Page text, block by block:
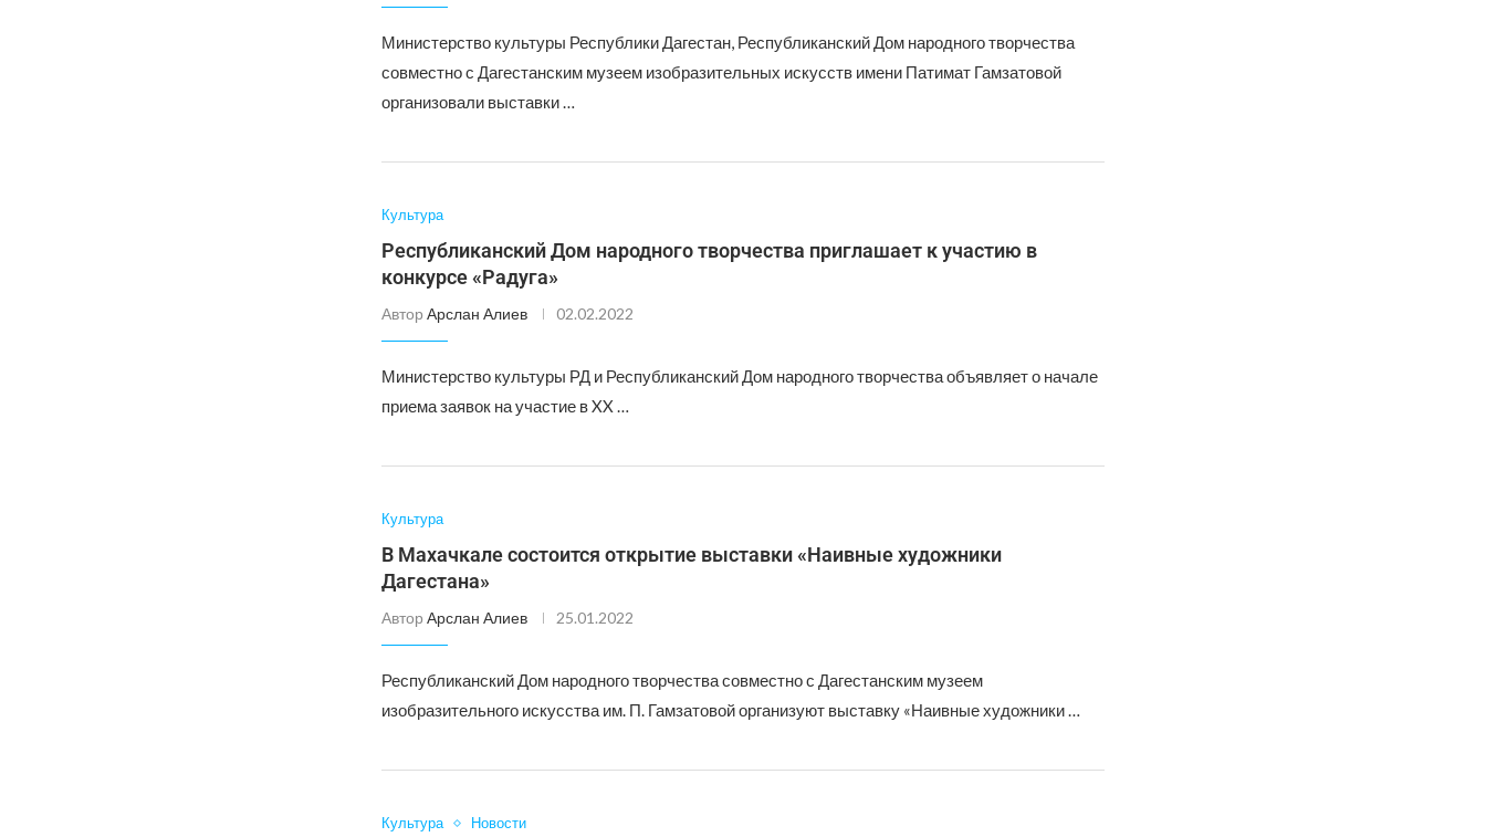
Министерство культуры Республики Дагестан, Республиканский Дом народного творчества
совместно с Дагестанским музеем изобразительных искусств имени Патимат Гамзатовой
организовали выставки …
Культура
Республиканский Дом народного творчества приглашает к участию в
конкурсе «Радуга»
Автор Арслан Алиев 02.02.2022
Министерство культуры РД и Республиканский Дом народного творчества объявляет о начале
приема заявок на участие в XX …
Культура
В Махачкале состоится открытие выставки «Наивные художники
Дагестана»
Автор Арслан Алиев 25.01.2022
Республиканский Дом народного творчества совместно с Дагестанским музеем
изобразительного искусства им. П. Гамзатовой организуют выставку «Наивные художники …
Культура Новости